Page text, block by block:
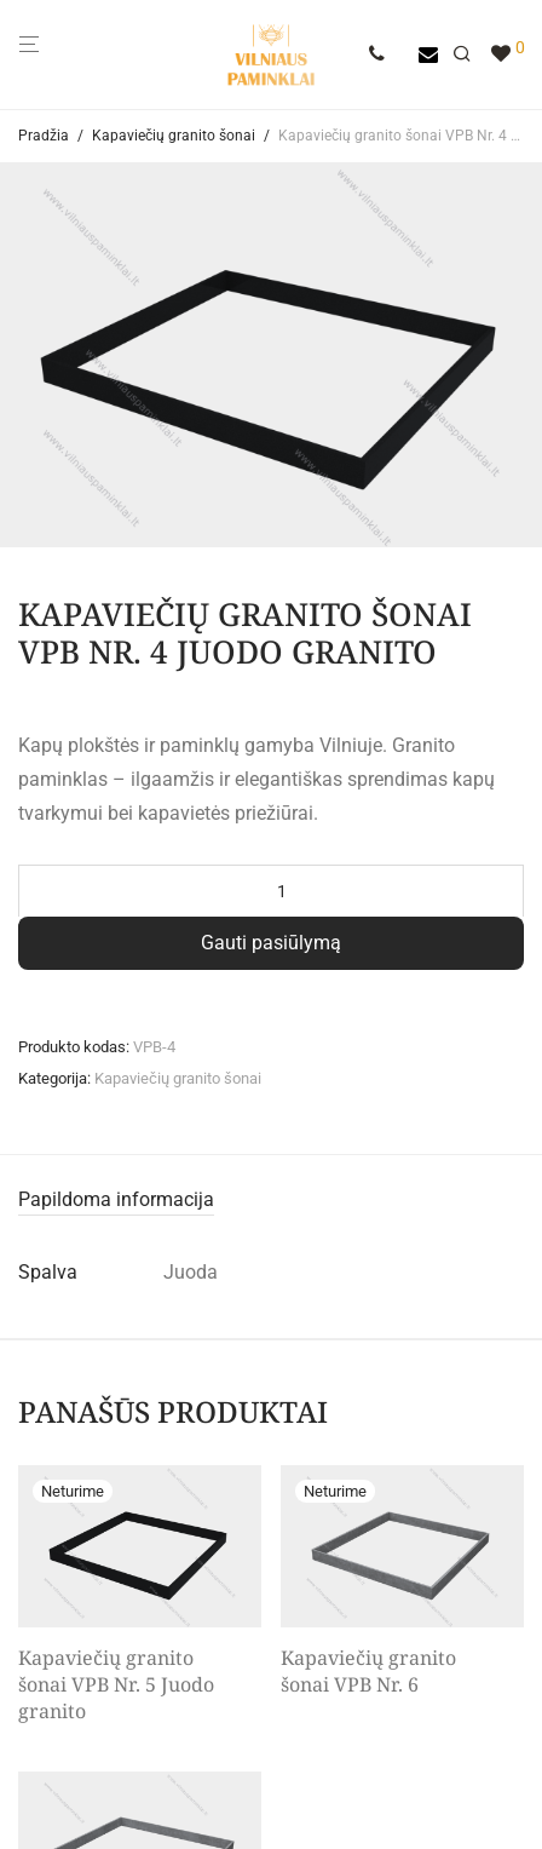
0
Pradžia / Kapaviečių granito šonai / Kapaviečių granito šonai VPB Nr. 4 Juodo granito
KAPAVIEČIŲ GRANITO ŠONAI
VPB NR. 4 JUODO GRANITO
Kapų plokštės ir paminklų gamyba Vilniuje. Granito
paminklas – ilgaamžis ir elegantiškas sprendimas kapų
tvarkymui bei kapavietės priežiūrai.
Gauti pasiūlymą
Produkto kodas: VPB-4
Kategorija: Kapaviečių granito šonai
Papildoma informacija
Spalva Juoda
PANAŠŪS PRODUKTAI
Kapaviečių granito
šonai VPB Nr. 5 Juodo
granito
Kapaviečių granito
šonai VPB Nr. 6